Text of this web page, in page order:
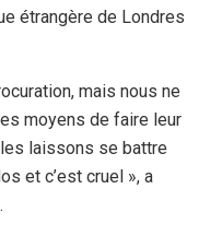
étrangère de Londres
mais nous ne
moyens de faire leur
laissons se battre
et c’est cruel », a